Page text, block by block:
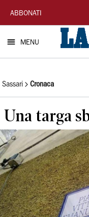
La
Nuova
Sardegna
ABBONATI
MENU
Sassari Cronaca
Una targa